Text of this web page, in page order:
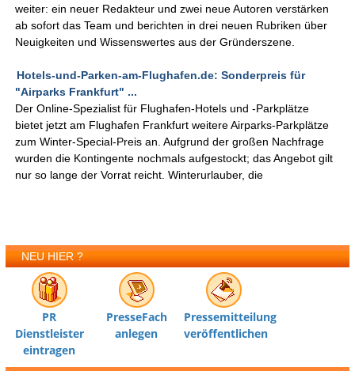
weiter: ein neuer Redakteur und zwei neue Autoren verstärken
ab sofort das Team und berichten in drei neuen Rubriken über
Neuigkeiten und Wissenswertes aus der Gründerszene.
Hotels-und-Parken-am-Flughafen.de: Sonderpreis für
"Airparks Frankfurt" ...
Der Online-Spezialist für Flughafen-Hotels und -Parkplätze
bietet jetzt am Flughafen Frankfurt weitere Airparks-Parkplätze
zum Winter-Special-Preis an. Aufgrund der großen Nachfrage
wurden die Kontingente nochmals aufgestockt; das Angebot gilt
nur so lange der Vorrat reicht. Winterurlauber, die
NEU HIER ?
PR
Dienstleister
eintragen
PresseFach
anlegen
Pressemitteilung
veröffentlichen